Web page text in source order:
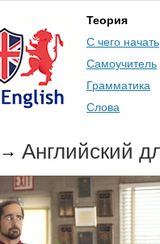
Теория
С чего начать
Самоучитель
Грамматика
Слова
→ Английский